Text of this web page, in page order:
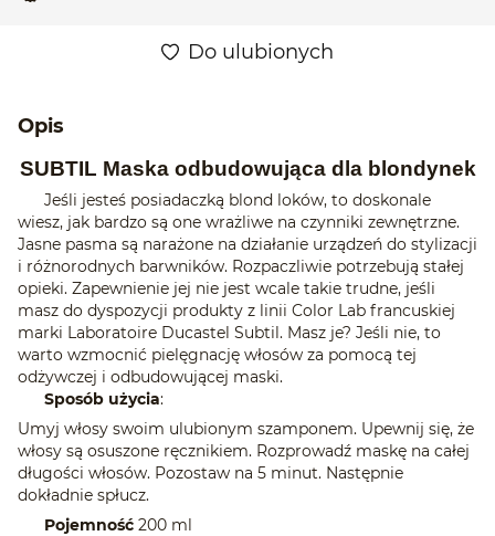
Do ulubionych
Opis
SUBTIL Maska odbudowująca dla blondynek
Jeśli jesteś posiadaczką blond loków, to doskonale
wiesz, jak bardzo są one wrażliwe na czynniki zewnętrzne.
Jasne pasma są narażone na działanie urządzeń do stylizacji
i różnorodnych barwników. Rozpaczliwie potrzebują stałej
opieki. Zapewnienie jej nie jest wcale takie trudne, jeśli
masz do dyspozycji produkty z linii Color Lab francuskiej
marki Laboratoire Ducastel Subtil. Masz je? Jeśli nie, to
warto wzmocnić pielęgnację włosów za pomocą tej
odżywczej i odbudowującej maski.
Sposób użycia:
Umyj włosy swoim ulubionym szamponem. Upewnij się, że
włosy są osuszone ręcznikiem. Rozprowadź maskę na całej
długości włosów. Pozostaw na 5 minut. Następnie
dokładnie spłucz.
Pojemność 200 ml